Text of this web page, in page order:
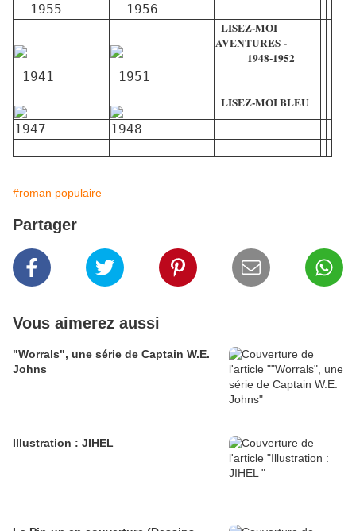
1955 1956
LISEZ-MOI
AVENTURES -
1948-1952
1941 1951
LISEZ-MOI BLEU
1947 1948
#roman populaire
Partager
Vous aimerez aussi
"Worrals", une série de Captain W.E.
Johns
Illustration : JIHEL